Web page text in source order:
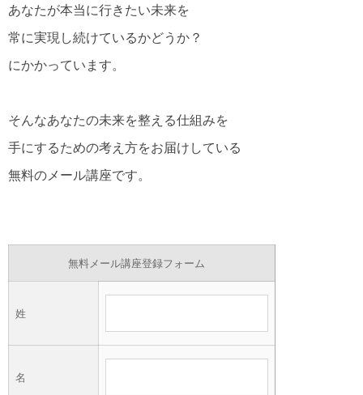
あなたが本当に行きたい未来を
常に実現し続けているかどうか？
にかかっています。
そんなあなたの未来を整える仕組みを
手にするための考え方をお届けしている
無料のメール講座です。
無料メール講座登録フォーム
姓
名